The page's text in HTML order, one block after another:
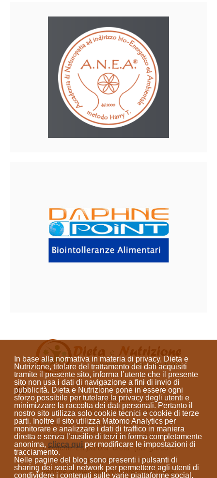
In base alla normativa in materia di privacy, Dieta e
Nutrizione, titolare del trattamento dei dati acquisiti
tramite il presente sito, informa l’utente che il presente
sito non usa i dati di navigazione a fini di invio di
pubblicità. Dieta e Nutrizione pone in essere ogni
sforzo possibile per tutelare la privacy degli utenti e
minimizzare la raccolta dei dati personali. Pertanto il
nostro sito utilizza solo cookie tecnici e cookie di terze
parti. Inoltre il sito utilizza Matomo Analytics per
monitorare e analizzare i dati di traffico in maniera
diretta e senza l’ausilio di terzi in forma completamente
anonima, clicca quiper modificare le impostazioni di
tracciamento.
Nelle pagine del blog sono presenti i pulsanti di
sharing dei social network per permettere agli utenti di
condividere i contenuti sulle varie piattaforme social.
Come Naturopata, le pratiche che
svolgo non sono prestazioni sanitarie e
non si prefiggono la diagnosi di
patologie specifiche, né la prescrizione
di farmaci o l'elaborazione di diete
mediche. La parola “dieta” (dal greco =
modo di vivere)indica sempre un
regime alimentare; non prescrivo diete